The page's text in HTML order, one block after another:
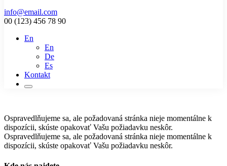
info@email.com
00 (123) 456 78 90
En
En
De
Es
Kontakt
Ospravedlňujeme sa, ale požadovaná stránka nieje momentálne k
dispozícii, skúste opakovať Vašu požiadavku neskôr.
Ospravedlňujeme sa, ale požadovaná stránka nieje momentálne k
dispozícii, skúste opakovať Vašu požiadavku neskôr.